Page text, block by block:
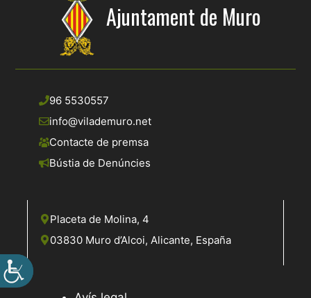
Ajuntament de Muro
96 5530557
info@vilademuro.net
Contacte de premsa
Bústia de Denúncies
Placeta de Molina, 4
03830 Muro d’Alcoi, Alicante, España